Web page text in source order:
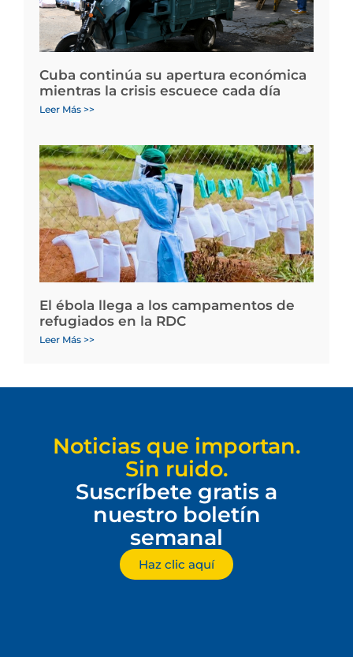
Cuba continúa su apertura económica
mientras la crisis escuece cada día
Leer Más >>
El ébola llega a los campamentos de
refugiados en la RDC
Leer Más >>
Noticias que importan.
Sin ruido.
Suscríbete gratis a
nuestro boletín
semanal
Haz clic aquí